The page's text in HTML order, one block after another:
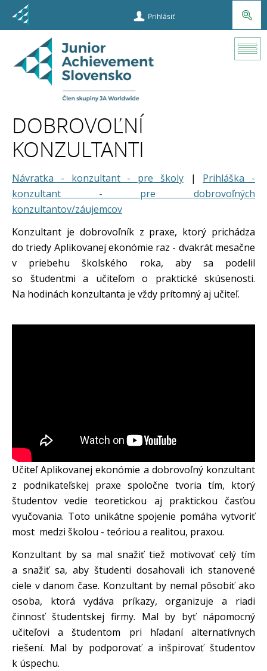
Prihlásiť
DOBROVOĽNÍ
KONZULTANTI
Návratka - konzultant - pre školy| Prihláška -
konzultant - pre dobrovoľných
konzultantov/záujemcov
Konzultant je dobrovoľník z praxe, ktorý prichádza
do triedy Aplikovanej ekonómie raz - dvakrát mesačne
v priebehu školského roka, aby sa podelil
so študentmi a učiteľom o praktické skúsenosti.
Na hodinách konzultanta je vždy prítomný aj učiteľ.
Učiteľ Aplikovanej ekonómie a dobrovoľný konzultant
z podnikateľskej praxe spoločne tvoria tím, ktorý
študentov vedie teoretickou aj praktickou časťou
vyučovania. Toto unikátne spojenie pomáha vytvoriť
most medzi školou - teóriou a realitou, praxou.
Konzultant by sa mal snažiť tiež motivovať celý tím
a snažiť sa, aby študenti dosahovali ich stanovené
ciele v danom čase. Konzultant by nemal pôsobiť ako
osoba, ktorá vydáva príkazy, organizuje a riadi
činnosť študentskej firmy. Mal by byť nápomocný
učiteľovi a študentom pri hľadaní alternatívnych
riešení. Mal by podporovať a inšpirovať študentov
k úspechu.